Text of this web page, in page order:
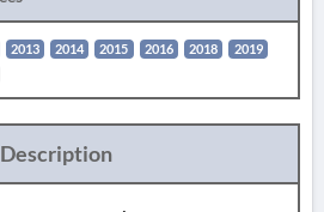
2013 2014 2015 2016 2018
2019
Description